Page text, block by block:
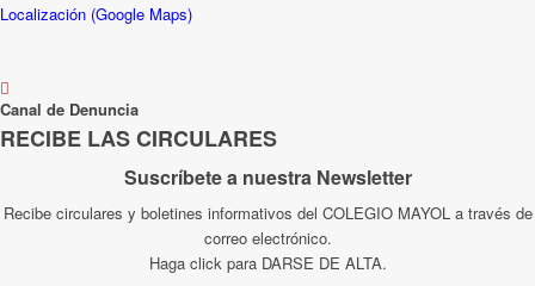
Localización (Google Maps)
Canal de Denuncia
RECIBE LAS CIRCULARES
Suscríbete a nuestra Newsletter
Recibe circulares y boletines informativos del COLEGIO MAYOL a través de
correo electrónico.
Haga click para DARSE DE ALTA.